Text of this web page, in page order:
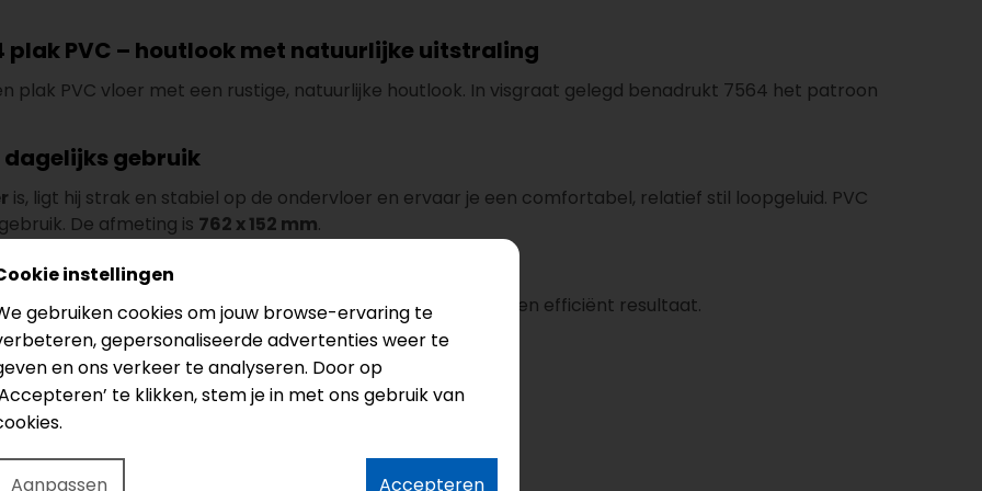
plak PVC – houtlook met natuurlijke uitstraling
plak PVC vloer met een rustige, natuurlijke houtlook. In visgraat gelegd benadrukt 7564 het patroon
gebruik
is, ligt hij strak en stabiel op de ondervloer en ervaar je een comfortabel, relatief stil loopgeluid. PVC
De afmeting is 762 x 152 mm.
(lage warmteweerstand)
en vloerkoeling. Dat zorgt voor een comfortabel en efficiënt resultaat.
Authentic serie
dan ook:
instellingen
gebruiken cookies om jouw browse-ervaring te
gepersonaliseerde advertenties weer te
en ons verkeer te analyseren. Door op
te klikken, stem je in met ons gebruik van
Aanpassen Accepteren